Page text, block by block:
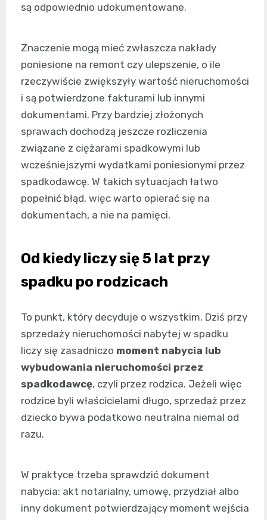
są odpowiednio udokumentowane.
Znaczenie mogą mieć zwłaszcza nakłady
poniesione na remont czy ulepszenie, o ile
rzeczywiście zwiększyły wartość nieruchomości
i są potwierdzone fakturami lub innymi
dokumentami. Przy bardziej złożonych
sprawach dochodzą jeszcze rozliczenia
związane z ciężarami spadkowymi lub
wcześniejszymi wydatkami poniesionymi przez
spadkodawcę. W takich sytuacjach łatwo
popełnić błąd, więc warto opierać się na
dokumentach, a nie na pamięci.
Od kiedy liczy się 5 lat przy
spadku po rodzicach
To punkt, który decyduje o wszystkim. Dziś przy
sprzedaży nieruchomości nabytej w spadku
liczy się zasadniczo moment nabycia lub
wybudowania nieruchomości przez
spadkodawcę, czyli przez rodzica. Jeżeli więc
rodzice byli właścicielami długo, sprzedaż przez
dziecko bywa podatkowo neutralna niemal od
razu.
W praktyce trzeba sprawdzić dokument
nabycia: akt notarialny, umowę, przydział albo
inny dokument potwierdzający moment wejścia